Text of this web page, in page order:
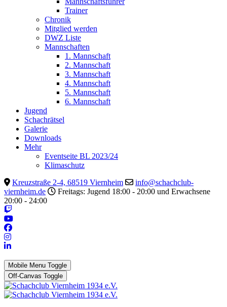
Trainer
Chronik
Mitglied werden
DWZ Liste
Mannschaften
1. Mannschaft
2. Mannschaft
3. Mannschaft
4. Mannschaft
5. Mannschaft
6. Mannschaft
Jugend
Schachrätsel
Galerie
Downloads
Mehr
Eventseite BL 2023/24
Klimaschutz
Kreuzstraße 2-4, 68519 Viernheim
info@schachclub-
viernheim.de
Freitags: Jugend 18:00 - 20:00 und Erwachsene
20:00 - 24:00
Mobile Menu Toggle
Off-Canvas Toggle